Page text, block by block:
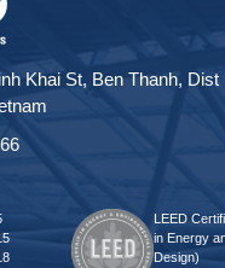
Khai St, Ben Thanh, Dist
LEED
in Energy
Design)